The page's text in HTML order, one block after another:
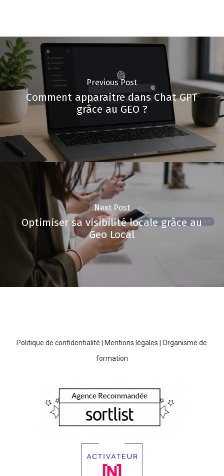
Previous Post
Comment apparaitre dans Chat GPT
grâce au GEO ?
Next Post
Optimiser sa visibilité locale grâce au
Geo Local
Politique de confidentialité Mentions légales |Organisme de
formation